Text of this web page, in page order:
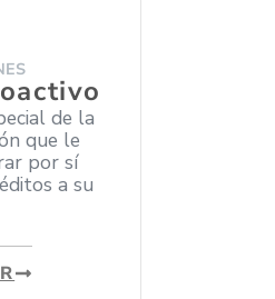
de la
que le
por sí
a su